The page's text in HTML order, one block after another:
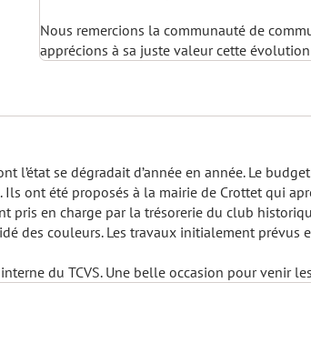
Nous remercions la communauté de
apprécions à sa juste valeur cette
l’état se dégradait d’année en année. Le
ont été proposés à la mairie de Crottet qui
pris en charge par la trésorerie du club
des couleurs. Les travaux initialement prévus
du TCVS. Une belle occasion pour venir